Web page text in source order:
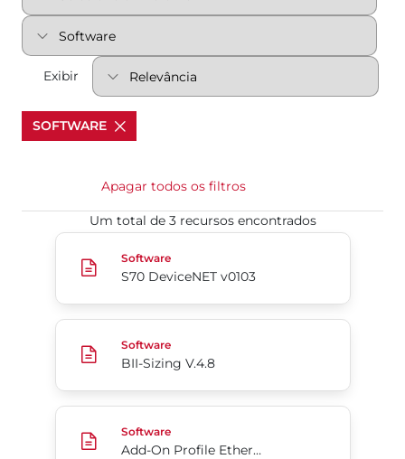
Exibir
SOFTWARE
Apagar todos os filtros
Um total de 3 recursos encontrados
S70 DeviceNET v0103
Software
S70 DeviceNET v0103
BII-Sizing V.4.8
Software
BII-Sizing V.4.8
Add-On Profile EtherNet/IP da Série 70 para
Software
Add-On Profile EtherNet/IP da Série 70 para Rockwell Automation Studio5000